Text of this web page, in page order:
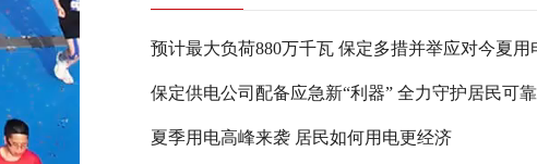
预计最大负荷880万千瓦 保定多措并举应对今夏用
保定供电公司配备应急新“利器” 全力守护居民可
夏季用电高峰来袭 居民如何用电更经济